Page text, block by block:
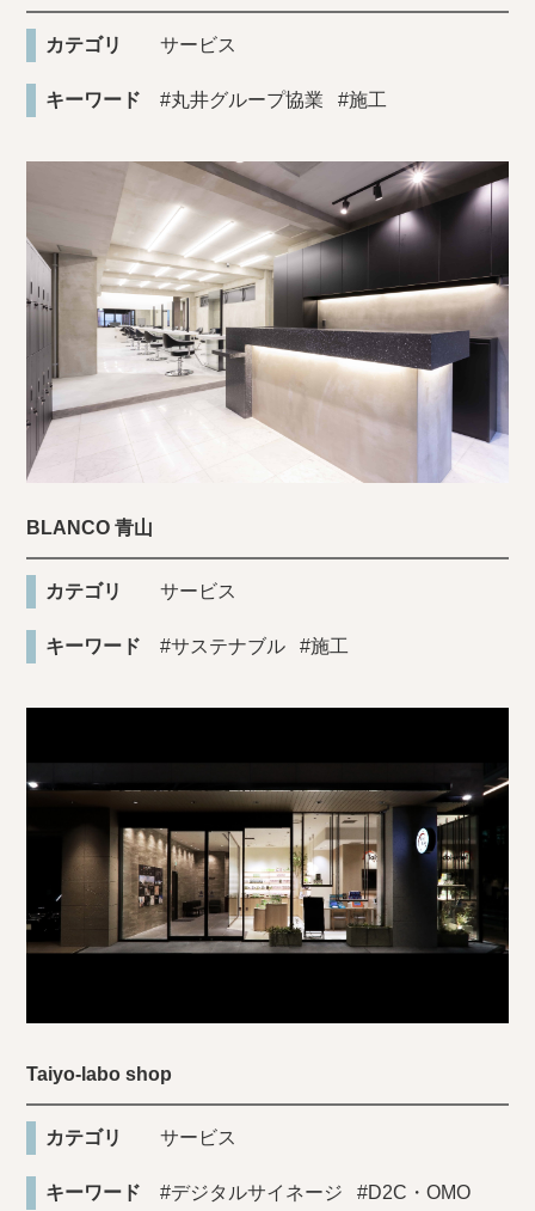
カテゴリ サービス
キーワード #丸井グループ協業 #施工
BLANCO 青山
カテゴリ サービス
キーワード #サステナブル #施工
Taiyo-labo shop
カテゴリ サービス
キーワード #デジタルサイネージ #D2C・OMO